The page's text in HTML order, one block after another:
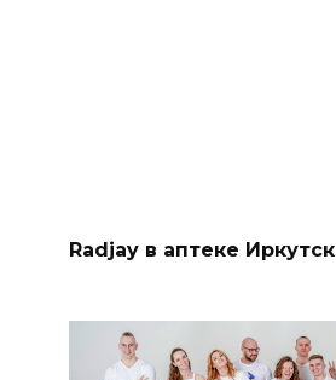
Radjay в аптеке Иркутск